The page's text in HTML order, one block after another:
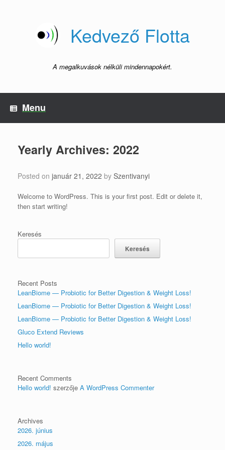
Kedvező Flotta
A megalkuvások nélküli mindennapokért.
Menu
Yearly Archives: 2022
Posted on január 21, 2022 by Szentivanyi
Welcome to WordPress. This is your first post. Edit or delete it,
then start writing!
Keresés
Keresés
Recent Posts
LeanBiome — Probiotic for Better Digestion & Weight Loss!
LeanBiome — Probiotic for Better Digestion & Weight Loss!
LeanBiome — Probiotic for Better Digestion & Weight Loss!
Gluco Extend Reviews
Hello world!
Recent Comments
Hello world! szerzője A WordPress Commenter
Archives
2026. június
2026. május